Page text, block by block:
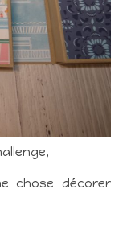
chose décorer